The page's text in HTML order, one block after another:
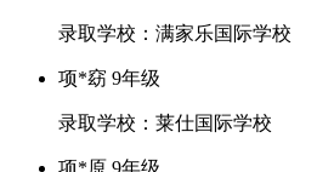
录取学校：满家乐国际学校
项*窈 9年级
录取学校：莱仕国际学校
项*原 9年级